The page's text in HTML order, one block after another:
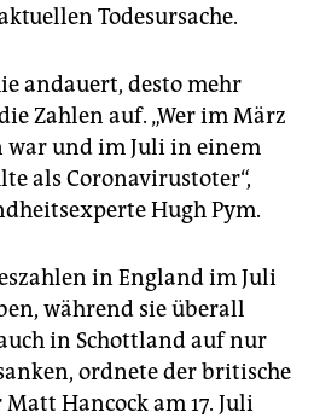
Todesursache.
andauert, desto mehr
Zahlen auf. „Wer im März
war und im Juli in einem
als Coronavirustoter“,
Hugh Pym.
in England im Juli
während sie überall
in Schottland auf nur
ordnete der britische
Hancock am 17. Juli